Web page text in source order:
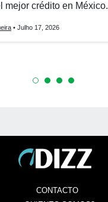
mejor crédito en México.
• Julho 17, 2026
CONTACTO